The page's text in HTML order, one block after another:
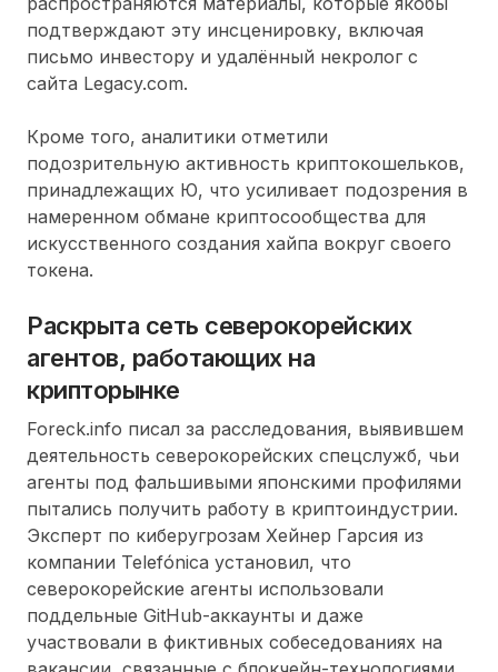
подтверждают эту инсценировку, включая
письмо инвестору и удалённый некролог с
сайта Legacy.com.
Кроме того, аналитики отметили
подозрительную активность криптокошельков,
принадлежащих Ю, что усиливает подозрения в
намеренном обмане криптосообщества для
искусственного создания хайпа вокруг своего
токена.
Раскрыта сеть северокорейских
агентов, работающих на
крипторынке
Foreck.info писал за расследования, выявившем
деятельность северокорейских спецслужб, чьи
агенты под фальшивыми японскими профилями
пытались получить работу в криптоиндустрии.
Эксперт по киберугрозам Хейнер Гарсия из
компании Telefónica установил, что
северокорейские агенты использовали
поддельные GitHub-аккаунты и даже
участвовали в фиктивных собеседованиях на